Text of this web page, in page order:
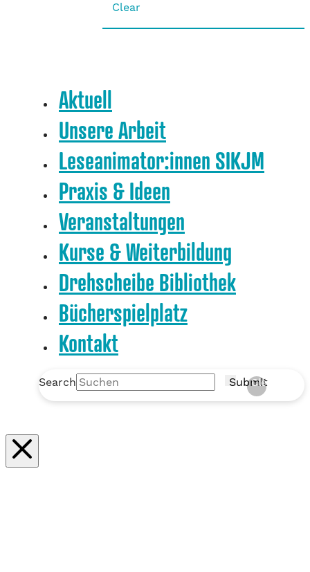
Clear
Aktuell
Unsere Arbeit
Leseanimator:innen SIKJM
Praxis & Ideen
Veranstaltungen
Kurse & Weiterbildung
Drehscheibe Bibliothek
Bücherspielplatz
Kontakt
Search Submit
Clear